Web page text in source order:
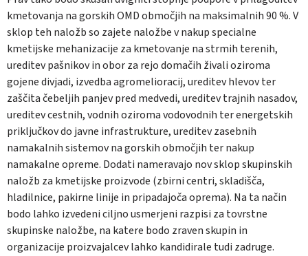
kmetovanja na gorskih OMD območjih na maksimalnih 90 %. V
sklop teh naložb so zajete naložbe v nakup specialne
kmetijske mehanizacije za kmetovanje na strmih terenih,
ureditev pašnikov in obor za rejo domačih živali oziroma
gojene divjadi, izvedba agromelioracij, ureditev hlevov ter
zaščita čebeljih panjev pred medvedi, ureditev trajnih nasadov,
ureditev cestnih, vodnih oziroma vodovodnih ter energetskih
priključkov do javne infrastrukture, ureditev zasebnih
namakalnih sistemov na gorskih območjih ter nakup
namakalne opreme. Dodati nameravajo nov sklop skupinskih
naložb za kmetijske proizvode (zbirni centri, skladišča,
hladilnice, pakirne linije in pripadajoča oprema). Na ta način
bodo lahko izvedeni ciljno usmerjeni razpisi za tovrstne
skupinske naložbe, na katere bodo zraven skupin in
organizacije proizvajalcev lahko kandidirale tudi zadruge.